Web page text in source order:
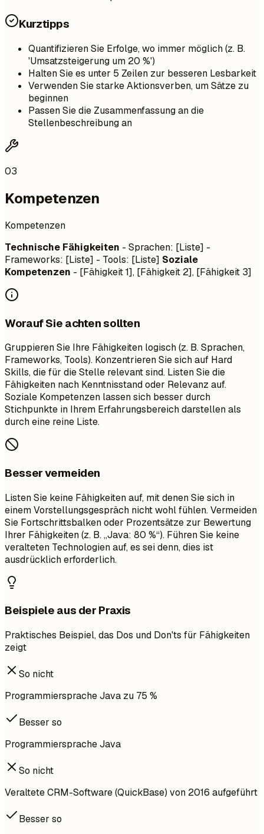
Kurztipps
Quantifizieren Sie Erfolge, wo immer möglich (z. B.
'Umsatzsteigerung um 20 %')
Halten Sie es unter 5 Zeilen zur besseren Lesbarkeit
Verwenden Sie starke Aktionsverben, um Sätze zu
beginnen
Passen Sie die Zusammenfassung an die
Stellenbeschreibung an
03
Kompetenzen
Kompetenzen
Technische Fähigkeiten - Sprachen: [Liste] -
Frameworks: [Liste] - Tools: [Liste] Soziale
Kompetenzen - [Fähigkeit 1], [Fähigkeit 2], [Fähigkeit 3]
Worauf Sie achten sollten
Gruppieren Sie Ihre Fähigkeiten logisch (z. B. Sprachen,
Frameworks, Tools). Konzentrieren Sie sich auf Hard
Skills, die für die Stelle relevant sind. Listen Sie die
Fähigkeiten nach Kenntnisstand oder Relevanz auf.
Soziale Kompetenzen lassen sich besser durch
Stichpunkte in Ihrem Erfahrungsbereich darstellen als
durch eine reine Liste.
Besser vermeiden
Listen Sie keine Fähigkeiten auf, mit denen Sie sich in
einem Vorstellungsgespräch nicht wohl fühlen. Vermeiden
Sie Fortschrittsbalken oder Prozentsätze zur Bewertung
Ihrer Fähigkeiten (z. B. „Java: 80 %“). Führen Sie keine
veralteten Technologien auf, es sei denn, dies ist
ausdrücklich erforderlich.
Beispiele aus der Praxis
Praktisches Beispiel, das Dos und Don'ts für Fähigkeiten
zeigt
So nicht
Programmiersprache Java zu 75 %
Besser so
Programmiersprache Java
So nicht
Veraltete CRM-Software (QuickBase) von 2016 aufgeführt
Besser so